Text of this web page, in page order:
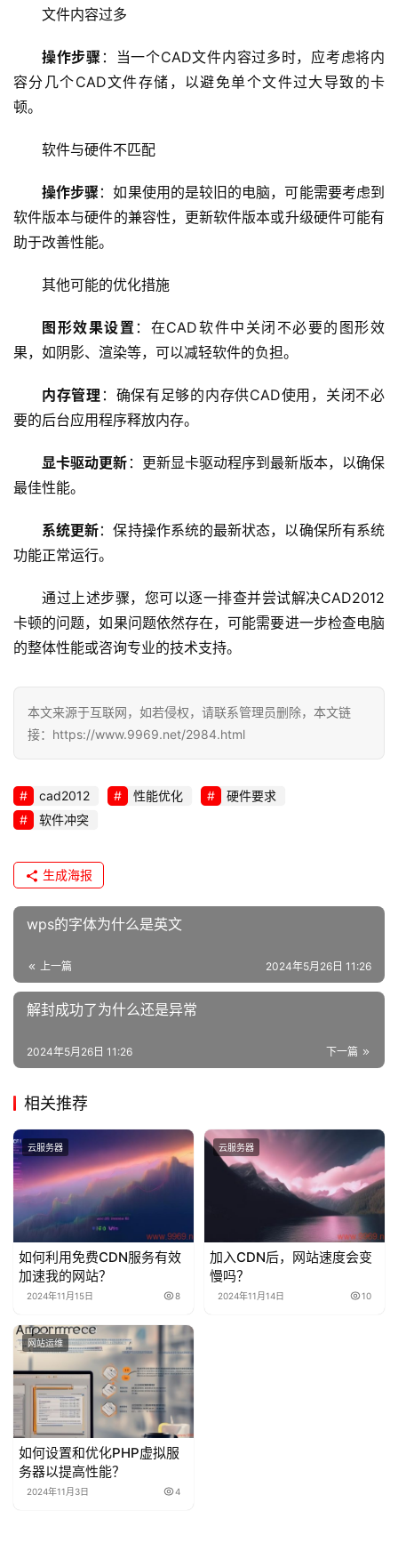
器
技
C
服
务
网
维
络
安
全
x
运
维
文件内容过多
操作步骤 ：当一个CAD文件内容过多时，应考虑将内
容分几个CAD文件存储，以避免单个文件过大导致的卡
顿。
软件与硬件不匹配
操作步骤 ：如果使用的是较旧的电脑，可能需要考虑到
软件版本与硬件的兼容性，更新软件版本或升级硬件可能有
助于改善性能。
其他可能的优化措施
图形效果设置 ：在CAD软件中关闭不必要的图形效
果，如阴影、渲染等，可以减轻软件的负担。
内存管理 ：确保有足够的内存供CAD使用，关闭不必
要的后台应用程序释放内存。
显卡驱动更新 ：更新显卡驱动程序到最新版本，以确保
最佳性能。
系统更新：保持操作系统的最新状态，以确保所有系统
功能正常运行。
通过上述步骤，您可以逐一排查并尝试解决CAD2012
卡顿的问题，如果问题依然存在，可能需要进一步检查电脑
的整体性能或咨询专业的技术支持。
本文来源于互联网，如若侵权，请联系管理员删除，本文链
接：https://www.9969.net/2984.html
cad2012 性能优化
硬件要求
软件冲突
生成海报
wps的字体为什么是英文
上一篇 2024年5月26日 11:26
解封成功了为什么还是异常
下一篇
2024年5月26日 11:26
相关推荐
云服务器
如何利用免费CDN服务有效
加速我的网站？
2024年11月15日 8
云服务器
加入CDN后，网站速度会变
慢吗？
2024年11月14日 10
网站运维
如何设置和优化PHP虚拟服
务器以提高性能？
2024年11月3日 4